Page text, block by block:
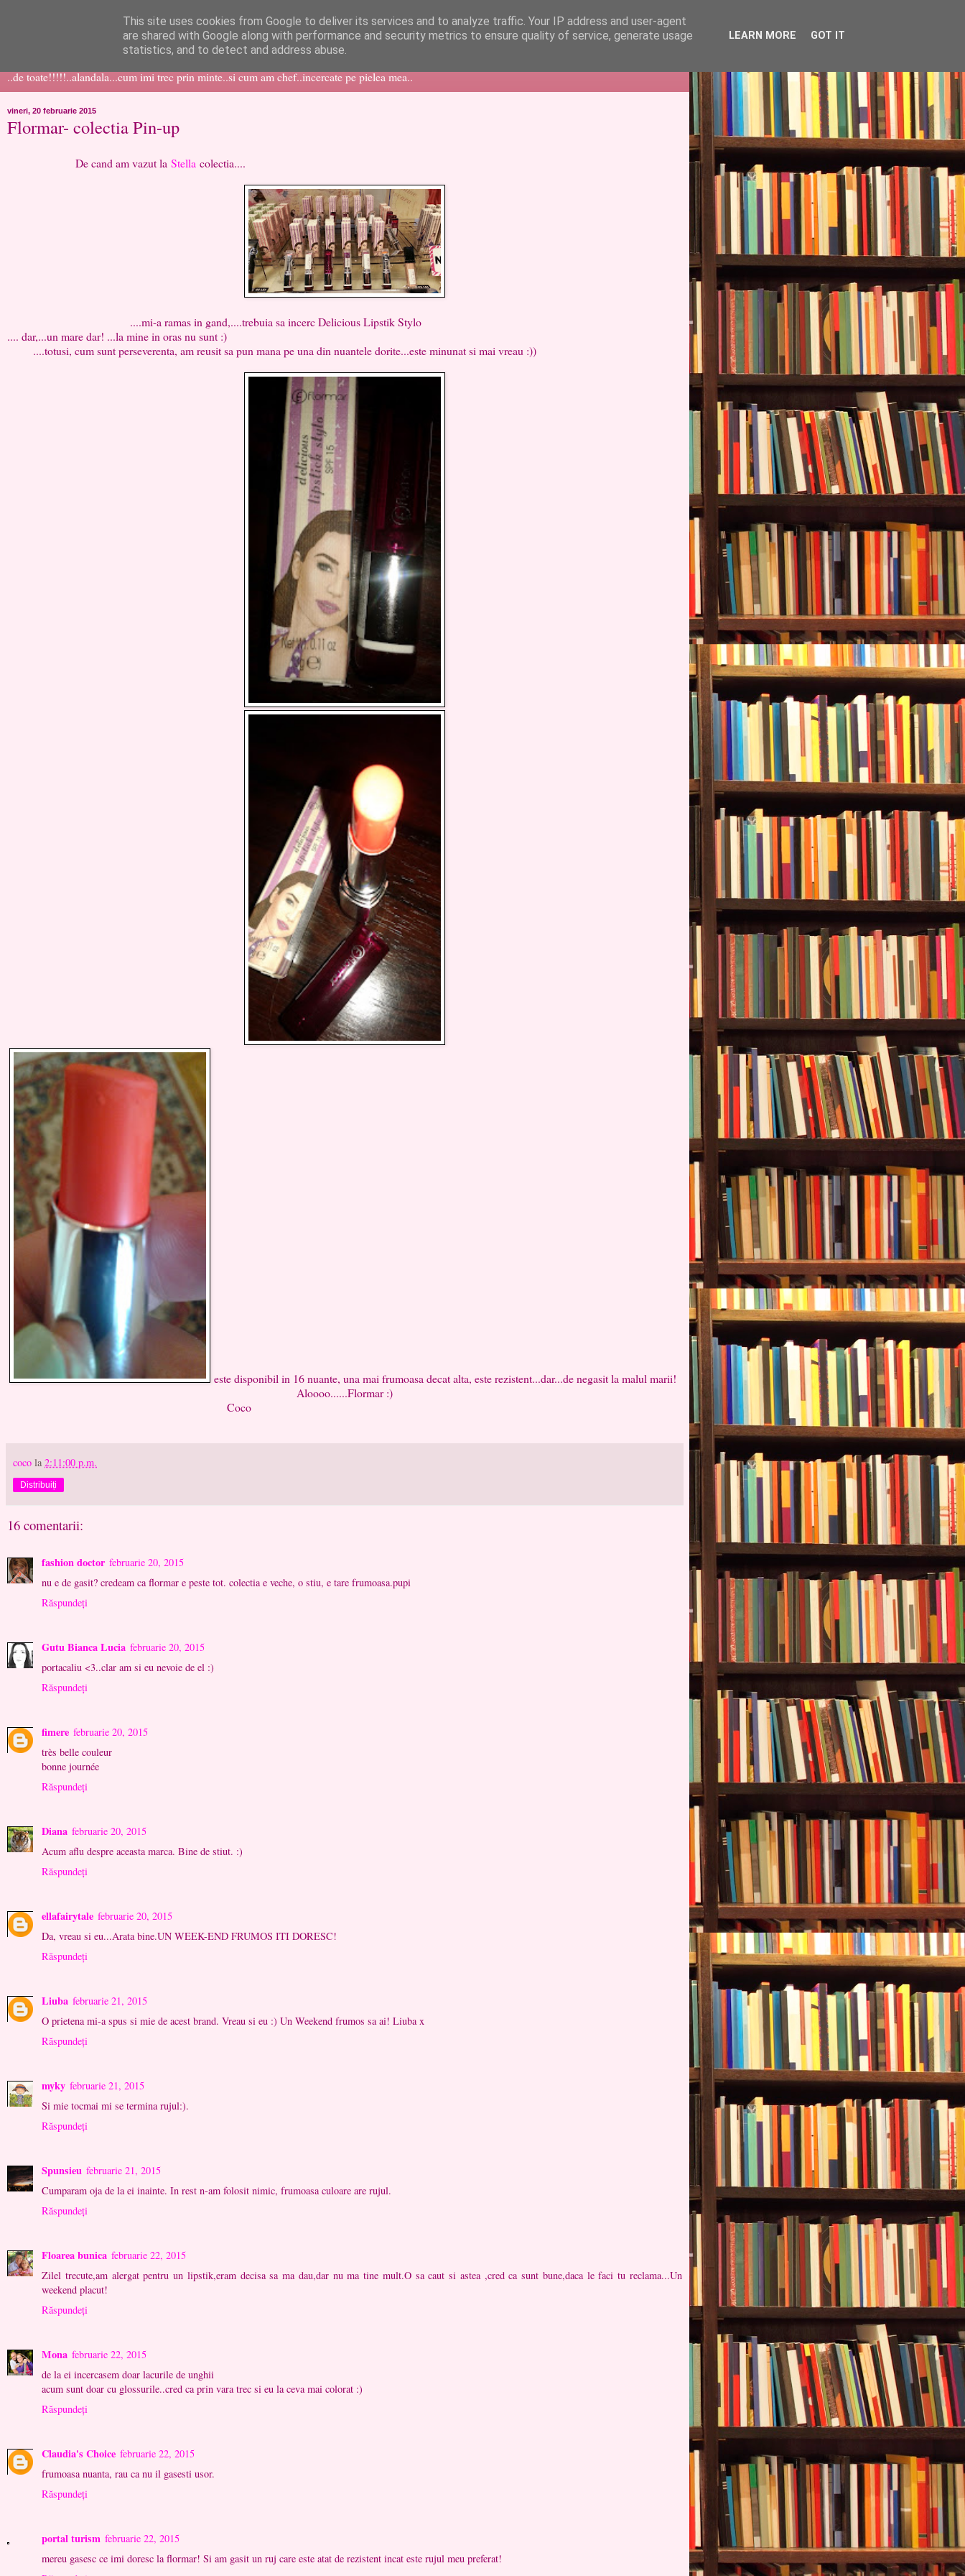
like ?...or not!
..de toate!!!!!..alandala...cum imi trec prin minte..si cum am chef..incercate pe pielea mea..
vineri, 20 februarie 2015
Flormar- colectia Pin-up
De cand am vazut la Stella colectia....
....mi-a ramas in gand,....trebuia sa incerc Delicious Lipstik Stylo
.... dar,...un mare dar! ...la mine in oras nu sunt :)
....totusi, cum sunt perseverenta, am reusit sa pun mana pe una din nuantele dorite...este minunat si mai vreau :))
este disponibil in 16 nuante, una mai frumoasa decat alta, este rezistent...dar...de negasit la malul marii!
Aloooo......Flormar :)
Coco
coco la 2:11:00 p.m.
Distribuiți
16 comentarii:
fashion doctor februarie 20, 2015
nu e de gasit? credeam ca flormar e peste tot. colectia e veche, o stiu, e tare frumoasa.pupi
Răspundeți
Gutu Bianca Lucia februarie 20, 2015
portacaliu <3..clar am si eu nevoie de el :)
Răspundeți
fimere februarie 20, 2015
très belle couleur
bonne journée
Răspundeți
Diana februarie 20, 2015
Acum aflu despre aceasta marca. Bine de stiut. :)
Răspundeți
ellafairytale februarie 20, 2015
Da, vreau si eu...Arata bine.UN WEEK-END FRUMOS ITI DORESC!
Răspundeți
Liuba februarie 21, 2015
O prietena mi-a spus si mie de acest brand. Vreau si eu :) Un Weekend frumos sa ai! Liuba x
Răspundeți
myky februarie 21, 2015
Si mie tocmai mi se termina rujul:).
Răspundeți
Spunsieu februarie 21, 2015
Cumparam oja de la ei inainte. In rest n-am folosit nimic, frumoasa culoare are rujul.
Răspundeți
Floarea bunica februarie 22, 2015
Zilel trecute,am alergat pentru un lipstik,eram decisa sa ma dau,dar nu ma tine mult.O sa caut si astea ,cred ca sunt bune,daca le faci tu reclama...Un
weekend placut!
Răspundeți
Mona februarie 22, 2015
de la ei incercasem doar lacurile de unghii
acum sunt doar cu glossurile..cred ca prin vara trec si eu la ceva mai colorat :)
Răspundeți
Claudia's Choice februarie 22, 2015
frumoasa nuanta, rau ca nu il gasesti usor.
Răspundeți
portal turism februarie 22, 2015
mereu gasesc ce imi doresc la flormar! Si am gasit un ruj care este atat de rezistent incat este rujul meu preferat!
This site uses cookies from Google to deliver its services and to analyze traffic. Your IP address and user-agent
are shared with Google along with performance and security metrics to ensure quality of service, generate usage
statistics, and to detect and address abuse.
LEARN MORE GOT IT